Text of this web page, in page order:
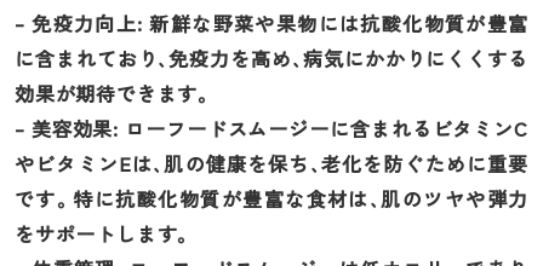
– 免疫力向上: 新鮮な野菜や果物には抗酸化物質が豊富
に含まれており、免疫力を高め、病気にかかりにくくする
効果が期待できます。
– 美容効果: ローフードスムージーに含まれるビタミンC
やビタミンEは、肌の健康を保ち、老化を防ぐために重要
です。特に抗酸化物質が豊富な食材は、肌のツヤや弾力
をサポートします。